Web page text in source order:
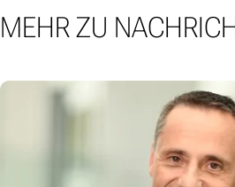
MEHR ZU